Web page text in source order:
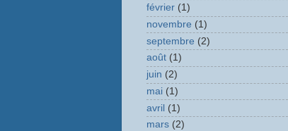
février (1)
novembre (1)
septembre (2)
août (1)
juin (2)
mai (1)
avril (1)
mars (2)